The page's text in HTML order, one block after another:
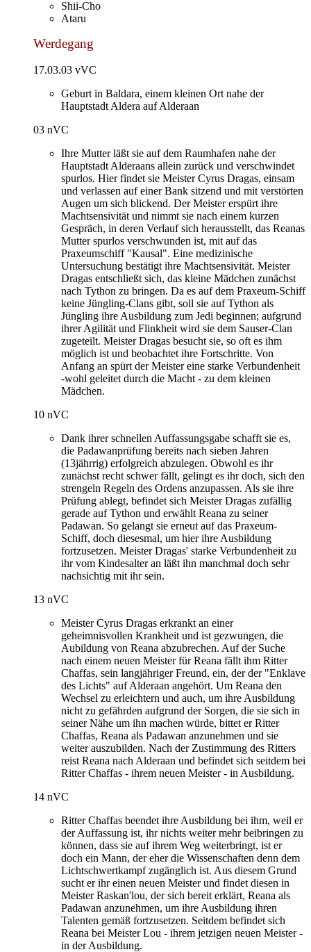
Shii-Cho
Ataru
Werdegang
17.03.03 vVC
Geburt in Baldara, einem kleinen Ort nahe der
Hauptstadt Aldera auf Alderaan
03 nVC
Ihre Mutter läßt sie auf dem Raumhafen nahe der
Hauptstadt Alderaans allein zurück und verschwindet
spurlos. Hier findet sie Meister Cyrus Dragas, einsam
und verlassen auf einer Bank sitzend und mit verstörten
Augen um sich blickend. Der Meister erspürt ihre
Machtsensivität und nimmt sie nach einem kurzen
Gespräch, in deren Verlauf sich herausstellt, das Reanas
Mutter spurlos verschwunden ist, mit auf das
Praxeumschiff "Kausal". Eine medizinische
Untersuchung bestätigt ihre Machtsensivität. Meister
Dragas entschließt sich, das kleine Mädchen zunächst
nach Tython zu bringen. Da es auf dem Praxeum-Schiff
keine Jüngling-Clans gibt, soll sie auf Tython als
Jüngling ihre Ausbildung zum Jedi beginnen; aufgrund
ihrer Agilität und Flinkheit wird sie dem Sauser-Clan
zugeteilt. Meister Dragas besucht sie, so oft es ihm
möglich ist und beobachtet ihre Fortschritte. Von
Anfang an spürt der Meister eine starke Verbundenheit
-wohl geleitet durch die Macht - zu dem kleinen
Mädchen.
10 nVC
Dank ihrer schnellen Auffassungsgabe schafft sie es,
die Padawanprüfung bereits nach sieben Jahren
(13jährrig) erfolgreich abzulegen. Obwohl es ihr
zunächst recht schwer fällt, gelingt es ihr doch, sich den
strengeln Regeln des Ordens anzupassen. Als sie ihre
Prüfung ablegt, befindet sich Meister Dragas zufällig
gerade auf Tython und erwählt Reana zu seiner
Padawan. So gelangt sie erneut auf das Praxeum-
Schiff, doch diesesmal, um hier ihre Ausbildung
fortzusetzen. Meister Dragas' starke Verbundenheit zu
ihr vom Kindesalter an läßt ihn manchmal doch sehr
nachsichtig mit ihr sein.
13 nVC
Meister Cyrus Dragas erkrankt an einer
geheimnisvollen Krankheit und ist gezwungen, die
Aubildung von Reana abzubrechen. Auf der Suche
nach einem neuen Meister für Reana fällt ihm Ritter
Chaffas, sein langjähriger Freund, ein, der der "Enklave
des Lichts" auf Alderaan angehört. Um Reana den
Wechsel zu erleichtern und auch, um ihre Ausbildung
nicht zu gefährden aufgrund der Sorgen, die sie sich in
seiner Nähe um ihn machen würde, bittet er Ritter
Chaffas, Reana als Padawan anzunehmen und sie
weiter auszubilden. Nach der Zustimmung des Ritters
reist Reana nach Alderaan und befindet sich seitdem bei
Ritter Chaffas - ihrem neuen Meister - in Ausbildung.
14 nVC
Ritter Chaffas beendet ihre Ausbildung bei ihm, weil er
der Auffassung ist, ihr nichts weiter mehr beibringen zu
können, dass sie auf ihrem Weg weiterbringt, ist er
doch ein Mann, der eher die Wissenschaften denn dem
Lichtschwertkampf zugänglich ist. Aus diesem Grund
sucht er ihr einen neuen Meister und findet diesen in
Meister Raskan'lou, der sich bereit erklärt, Reana als
Padawan anzunehmen, um ihre Ausbildung ihren
Talenten gemäß fortzusetzen. Seitdem befindet sich
Reana bei Meister Lou - ihrem jetzigen neuen Meister -
in der Ausbildung.